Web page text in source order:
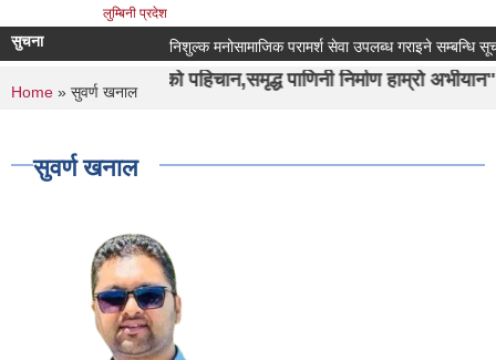
लुम्बिनी प्रदेश
ऋषिको पहिचान,समृद्ध पाणिनी निर्माण हाम्रो अभीयान"।
सुचना निशुल्क मनोसामाजिक परामर्श सेवा उपलब्ध गराइने सम्बन्धि सूचना ।
You are here
Home » सुवर्ण खनाल
सुवर्ण खनाल